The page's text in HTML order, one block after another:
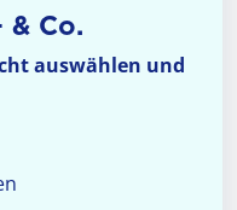
& Co.
auswählen und